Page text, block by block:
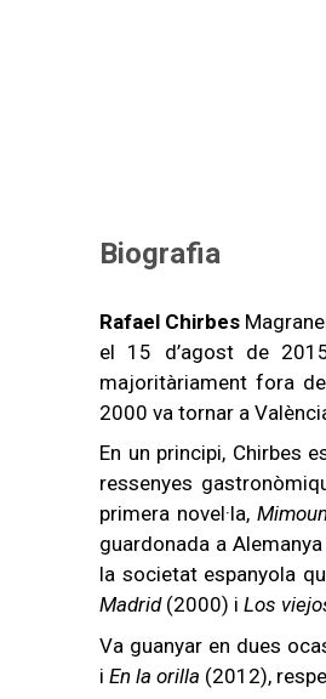
Biografia
Rafael Chirbes
el 15 d’agost de
majoritàriament fora de
2000 va tornar a
En un principi, Chirbes
ressenyes
primera novel·la,
guardonada a
la societat espanyola
Madrid(2000) i Los
Va guanyar en dues
i En la orilla (2012),